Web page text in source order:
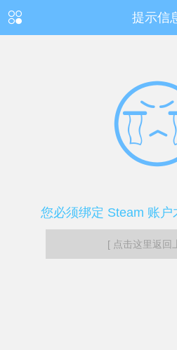
提示信
您必须绑定 Steam 账户
[ 点击这里返回